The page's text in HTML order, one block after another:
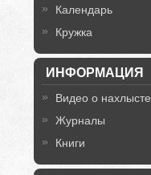
Календарь
Кружка
ИНФОРМАЦИЯ
Видео о нахлысте
Журналы
Книги